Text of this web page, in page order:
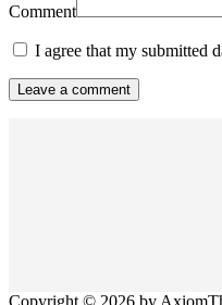
Comment
I agree that my submitted
Copyright © 2026 by